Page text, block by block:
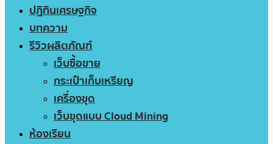
ปฏิทินเศรษฐกิจ
บทความ
รีวิวผลิตภัณฑ์
เว็บซื้อขาย
กระเป๋าเก็บเหรียญ
เครื่องขุด
เว็บขุดแบบ Cloud Mining
ห้องเรียน